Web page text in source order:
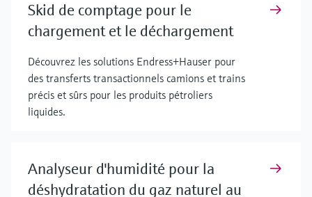
Skid de comptage pour le
chargement et le déchargement
Découvrez les solutions Endress+Hauser pour
des transferts transactionnels camions et trains
précis et sûrs pour les produits pétroliers
liquides.
Analyseur d'humidité pour la
déshydratation du gaz naturel au